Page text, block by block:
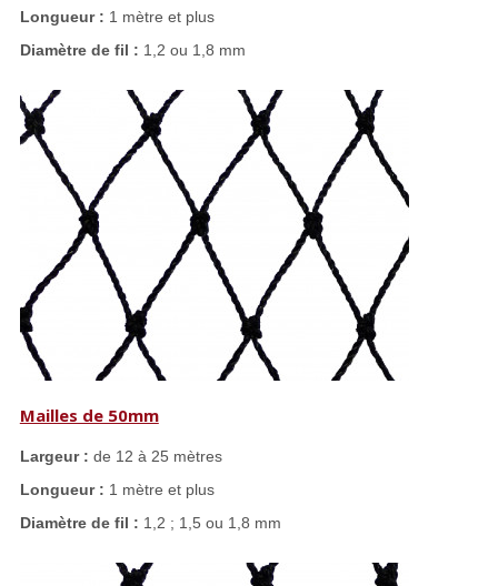
Longueur : 1 mètre et plus
Diamètre de fil : 1,2 ou 1,8 mm
Mailles de 50mm
Largeur : de 12 à 25 mètres
Longueur : 1 mètre et plus
Diamètre de fil : 1,2 ; 1,5 ou 1,8 mm